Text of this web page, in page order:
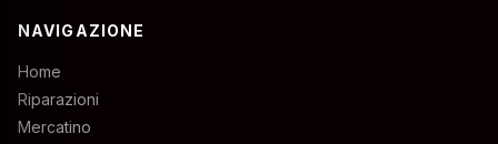
NAVIGAZIONE
Home
Riparazioni
Mercatino